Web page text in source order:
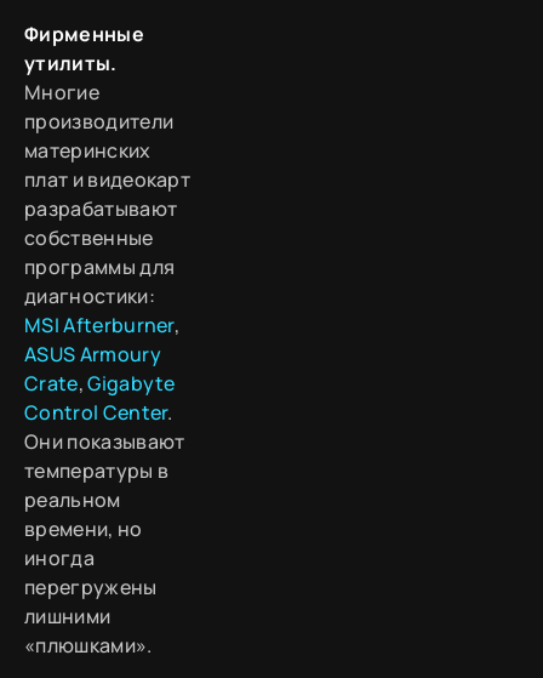
Фирменные
утилиты.
Многие
производители
материнских
плат и видеокарт
разрабатывают
собственные
программы для
диагностики:
MSI Afterburner,
ASUS Armoury
Crate,Gigabyte
Control Center.
Они показывают
температуры в
реальном
времени, но
иногда
перегружены
лишними
«плюшками».